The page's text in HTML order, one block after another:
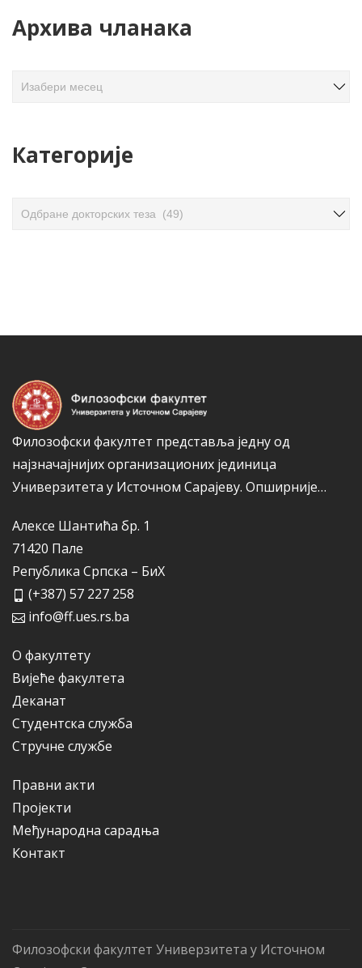
Архива чланака
в
Категорије
Филозофски факултет представља једну од
најзначајнијих организационих јединица
Универзитета у Источном Сарајеву. Опширније…
Алексе Шантића бр. 1
71420 Пале
Република Српска – БиХ
(+387) 57 227 258
info@ff.ues.rs.ba
О факултету
Вијеће факултета
Деканат
Студентска служба
Стручне службе
Правни акти
Пројекти
Међународна сарадња
Контакт
Филозофски факултет Универзитета у Источном